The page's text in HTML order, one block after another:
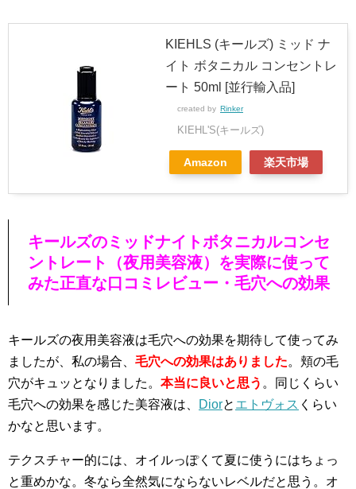
KIEHLS (キールズ) ミッド ナ
イト ボタニカル コンセントレ
ート 50ml [並行輸入品]
created by Rinker
KIEHL'S(キールズ)
Amazon 楽天市場
キールズのミッドナイトボタニカルコンセ
ントレート（夜用美容液）を実際に使って
みた正直な口コミレビュー・毛穴への効果
キールズの夜用美容液は毛穴への効果を期待して使ってみ
ましたが、私の場合、 毛穴への効果はありました。頬の毛
穴がキュッとなりました。 本当に良いと思う 。同じくらい
毛穴への効果を感じた美容液は、
Diorと エトヴォス くらい
かなと思います。
テクスチャー的には、オイルっぽくて夏に使うにはちょっ
と重めかな。冬なら全然気にならないレベルだと思う。オ